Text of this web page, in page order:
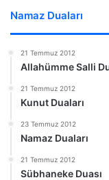
Namaz Duaları
21 Temmuz 2012
Allahümme Salli
21 Temmuz 2012
Kunut Duaları
23 Temmuz 2012
Namaz Duaları
21 Temmuz 2012
Sübhaneke Duası